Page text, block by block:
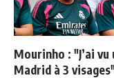
Mourinho : "J’ai vu
Madrid à 3